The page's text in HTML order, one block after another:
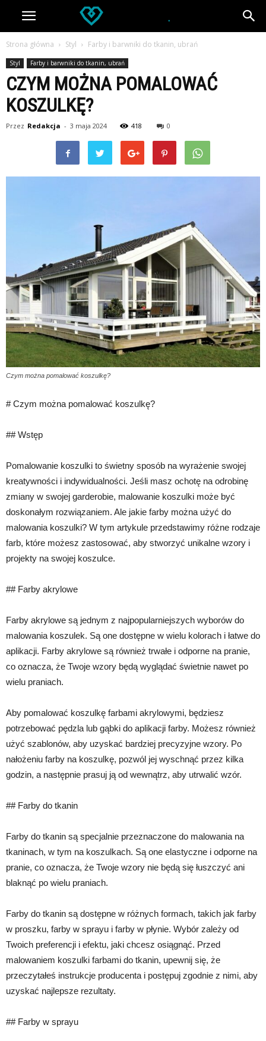
Strona główna Styl Farby i barwniki do tkanin, ubrań
Styl Farby i barwniki do tkanin, ubrań
CZYM MOŻNA POMALOWAĆ
KOSZULKĘ?
Przez Redakcja - 3 maja 2024 418 0
Czym można pomalować koszulkę?
# Czym można pomalować koszulkę?
## Wstęp
Pomalowanie koszulki to świetny sposób na wyrażenie swojej
kreatywności i indywidualności. Jeśli masz ochotę na odrobinę
zmiany w swojej garderobie, malowanie koszulki może być
doskonałym rozwiązaniem. Ale jakie farby można użyć do
malowania koszulki? W tym artykule przedstawimy różne rodzaje
farb, które możesz zastosować, aby stworzyć unikalne wzory i
projekty na swojej koszulce.
## Farby akrylowe
Farby akrylowe są jednym z najpopularniejszych wyborów do
malowania koszulek. Są one dostępne w wielu kolorach i łatwe do
aplikacji. Farby akrylowe są również trwałe i odporne na pranie,
co oznacza, że Twoje wzory będą wyglądać świetnie nawet po
wielu praniach.
Aby pomalować koszulkę farbami akrylowymi, będziesz
potrzebować pędzla lub gąbki do aplikacji farby. Możesz również
użyć szablonów, aby uzyskać bardziej precyzyjne wzory. Po
nałożeniu farby na koszulkę, pozwól jej wyschnąć przez kilka
godzin, a następnie prasuj ją od wewnątrz, aby utrwalić wzór.
## Farby do tkanin
Farby do tkanin są specjalnie przeznaczone do malowania na
tkaninach, w tym na koszulkach. Są one elastyczne i odporne na
pranie, co oznacza, że Twoje wzory nie będą się łuszczyć ani
blaknąć po wielu praniach.
Farby do tkanin są dostępne w różnych formach, takich jak farby
w proszku, farby w sprayu i farby w płynie. Wybór zależy od
Twoich preferencji i efektu, jaki chcesz osiągnąć. Przed
malowaniem koszulki farbami do tkanin, upewnij się, że
przeczytałeś instrukcje producenta i postępuj zgodnie z nimi, aby
uzyskać najlepsze rezultaty.
## Farby w sprayu